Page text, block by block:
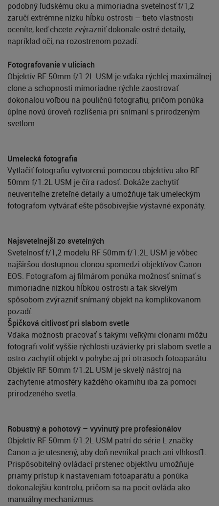
podobný ľudskému oku a mimoriadna svetelnosť f/1,2
zaručí extrémne nízku hĺbku ostrosti – tieto vlastnosti
oceníte, keď chcete zvýrazniť dokonale ostré detaily,
napríklad oči, na rozostrenom pozadí.
Fotografovanie v uliciach
Objektív RF 50mm f/1.2L USM je vďaka rýchlej maximálnej
clone a schopnosti mimoriadne rýchle zaostrovať
dokonalou voľbou na pouličnú fotografiu, pričom ponúka
úplne novú úroveň rozlíšenia pri snímaní s prirodzeným
svetlom.
Umelecká fotografia
Vytlačiť fotografiu vytvorenú pomocou objektívu ako RF
50mm f/1.2L USM je číra radosť. Dokáže zachytiť
neuveriteľne zreteľné detaily a umožňuje tak umeleckým
fotografom vytvárať ešte pôsobivejšie výstavné exponáty.
Najsvetelnejší zo svetelných
Svetelnosť f/1,2 modelu RF 50mm f/1.2L USM je vôbec
najširšou dostupnou clonou spomedzi objektívov Canon
EOS. Fotografom aj filmárom ponúka možnosť snímať s
mimoriadne nízkou hĺbkou ostrosti a tak skvelým
spôsobom zvýrazniť snímaný objekt na komplikovanom
pozadí.
Špičková citlivosť pri slabom svetle
Vďaka možnosti pracovať s takými veľkými clonami môžu
fotografi voliť vyššie rýchlosti uzávierky pri slabom svetle a
ostro zachytiť objekt v pohybe aj pri otrasoch fotoaparátu.
Objektív RF 50mm f/1.2L USM je skvelý nástroj na
zachytenie atmosféry každého okamihu iba za pomoci
prirodzeného svetla.
Robustný a pohotový – vyvinutý pre profesionálov
Objektív RF 50mm f/1.2L USM patrí do série L značky
Canon a je utesnený, aby doň nevnikal prach ani vlhkosť1.
Prispôsobiteľný ovládací prstenec objektívu umožňuje
priamy prístup k nastaveniam fotoaparátu a ponúka
dokonalejšiu kontrolu, pričom sa na pocit ovláda ako
manuálny mechanizmus.